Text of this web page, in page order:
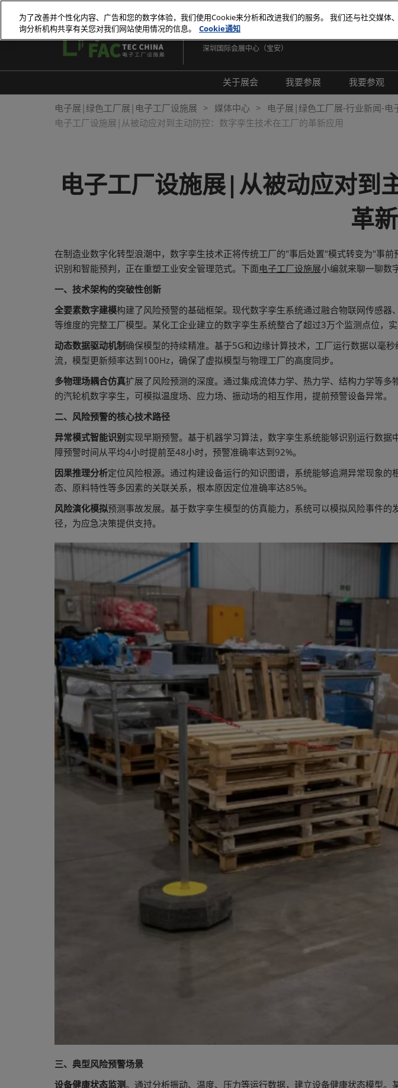
接
跳
容
2026年10月27-29日
深圳国际会展中心（宝安）
关于展会
展会介绍
展品范围
我要参展
参展申请
为何参展
励展通
我要参观
参观登
观众增
智慧会
展商名
展品名
参观指
电子展|绿色工厂展|电子工厂设施展 媒体中心
电子展|绿色工厂展-行业新闻-电
电子工厂设施展|从被动应对到主动防控：数字孪生技术在工厂的革新应用
电子工厂设施展|从被动应对到
革
在制造业数字化转型浪潮中，数字孪生技术正将传统工厂的"事后处置"模式转变为"事
识别和智能预判，正在重塑工业安全管理范式。下面电子工厂设施展小编就来聊一聊数
一、技术架构的突破性创新
全要素数字建模构建了风险预警的基础框架。现代数字孪生系统通过融合物联网传感
等维度的完整工厂模型。某化工企业建立的数字孪生系统整合了超过3万个监测点位，
动态数据驱动机制确保模型的持续精准。基于5G和边缘计算技术，工厂运行数据以毫
流，模型更新频率达到100Hz，确保了虚拟模型与物理工厂的高度同步。
多物理场耦合仿真扩展了风险预测的深度。通过集成流体力学、热力学、结构力学等
的汽轮机数字孪生，可模拟温度场、应力场、振动场的相互作用，提前预警设备异常。
二、风险预警的核心技术路径
异常模式智能识别 实现早期预警。基于机器学习算法，数字孪生系统能够识别运行数
障预警时间从平均4小时提前至48小时，预警准确率达到92%。
因果推理分析定位风险根源。通过构建设备运行的知识图谱，系统能够追溯异常现象
态、原料特性等多因素的关联关系，根本原因定位准确率达85%。
风险演化模拟预测事故发展。基于数字孪生模型的仿真能力，系统可以模拟风险事件
径，为应急决策提供支持。
三、典型风险预警场景
设备健康状态监测。通过分析振动、温度、压力等运行数据，建立设备健康状态模型
为了改善并个性化内容、广告和您的数字体验，我们使用Cookie来分析和改进我们的服务。 我们还与社交媒体
询分析机构共享有关您对我们网站使用情况的信息。
Cookie通知